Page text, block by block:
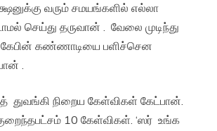
வரும் சமயங்களில் எல்லா
செய்து தருவான் . வேலை முடிந்து
கேபின் கண்ணாடியை பளிச்சென
.
நிறைய கேள்விகள் கேட்பான்.
10 கேள்விகள். ‘ஸர் உங்க